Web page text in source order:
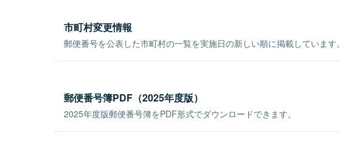
市町村変更情報
郵便番号を公表した市町村の一覧を実施日の新しい順に掲載しています。
郵便番号簿PDF（2025年度版）
2025年度版郵便番号簿をPDF形式でダウンロードできます。